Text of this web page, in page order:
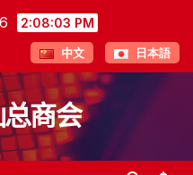
2:08:05 PM
中文 日本語
商会